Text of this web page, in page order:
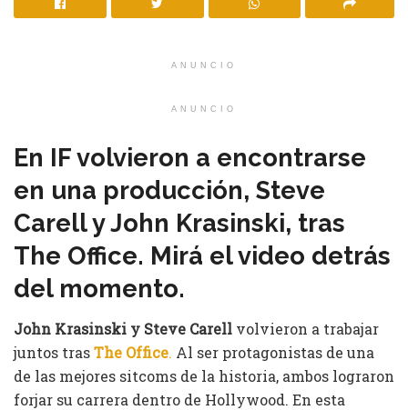
ANUNCIO
ANUNCIO
En IF volvieron a encontrarse
en una producción, Steve
Carell y John Krasinski, tras
The Office. Mirá el video detrás
del momento.
John Krasinski y Steve Carell volvieron a trabajar
juntos trasThe Office. Al ser protagonistas de una
de las mejores sitcoms de la historia, ambos lograron
forjar su carrera dentro de Hollywood. En esta